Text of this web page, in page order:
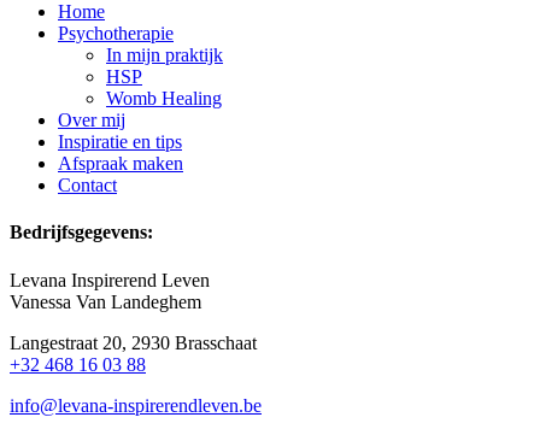
Home
Psychotherapie
In mijn praktijk
HSP
Womb Healing
Over mij
Inspiratie en tips
Afspraak maken
Contact
Bedrijfsgegevens:
Levana Inspirerend Leven
Vanessa Van Landeghem
Langestraat 20, 2930 Brasschaat
+32 468 16 03 88
info@levana-inspirerendleven.be